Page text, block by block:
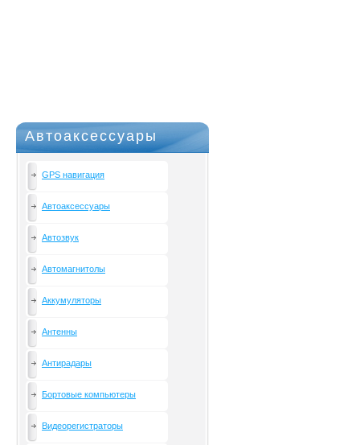
Автоаксессуары
GPS навигация
Автоаксессуары
Автозвук
Автомагнитолы
Аккумуляторы
Антенны
Антирадары
Бортовые компьютеры
Видеорегистраторы